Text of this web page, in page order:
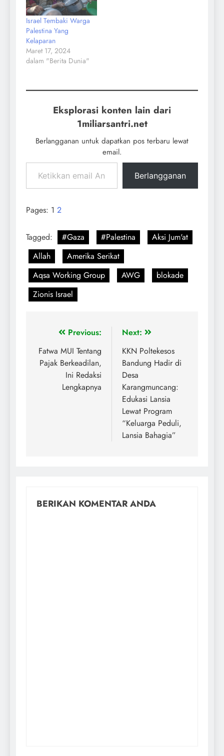
Israel Tembaki Warga
Palestina Yang
Kelaparan
Maret 17, 2024
dalam "Berita Dunia"
Eksplorasi konten lain dari
1miliarsantri.net
Berlangganan untuk dapatkan pos terbaru lewat
email.
Berlangganan
Pages: 1 2
Tagged: #Gaza #Palestina
Aksi Jum'at
Allah
Amerika Serikat
Aqsa Working Group
AWG
blokade
Zionis Israel
Previous:
Fatwa MUI Tentang
Pajak Berkeadilan,
Ini Redaksi
Lengkapnya
Next:
KKN Poltekesos
Bandung Hadir di
Desa
Karangmuncang:
Edukasi Lansia
Lewat Program
“Keluarga Peduli,
Lansia Bahagia”
BERIKAN KOMENTAR ANDA